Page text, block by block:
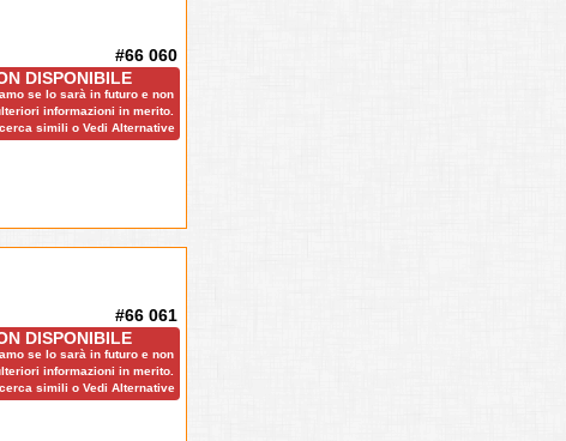
#66 060
DISPONIBILE
se lo sarà in futuro e non
informazioni in merito.
simili o Vedi Alternative
#66 061
DISPONIBILE
se lo sarà in futuro e non
informazioni in merito.
simili o Vedi Alternative